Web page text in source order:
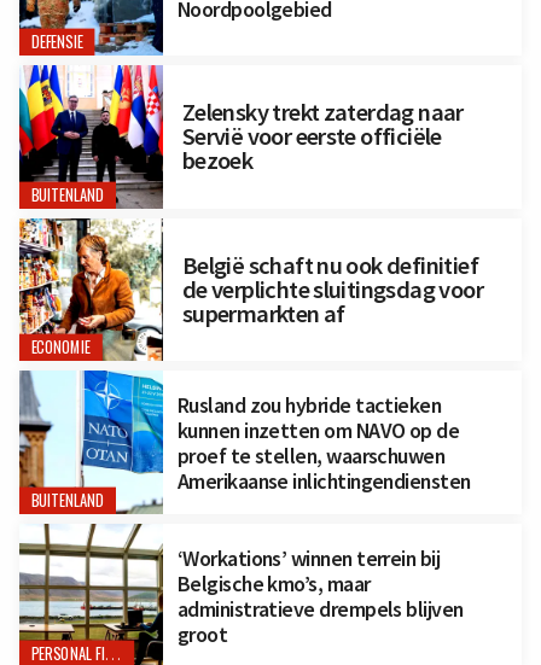
DEFENSIE
Noordpoolgebied
BUITENLAND
Zelensky trekt zaterdag naar
Servië voor eerste officiële
bezoek
ECONOMIE
België schaft nu ook definitief
de verplichte sluitingsdag voor
supermarkten af
BUITENLAND
Rusland zou hybride tactieken
kunnen inzetten om NAVO op de
proef te stellen, waarschuwen
Amerikaanse inlichtingendiensten
PERSONAL FINANCE
‘Workations’ winnen terrein bij
Belgische kmo’s, maar
administratieve drempels blijven
groot